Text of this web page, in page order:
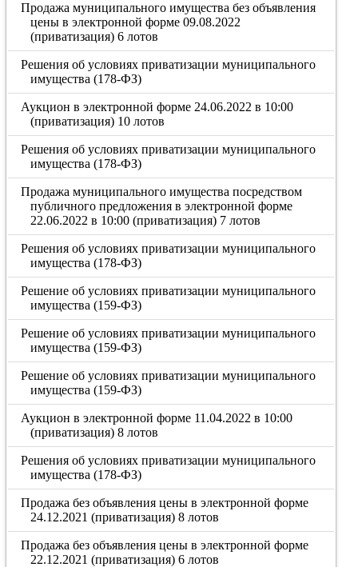
Продажа муниципального имущества без объявления
цены в электронной форме 09.08.2022
(приватизация) 6 лотов
Решения об условиях приватизации муниципального
имущества (178-ФЗ)
Аукцион в электронной форме 24.06.2022 в 10:00
(приватизация) 10 лотов
Решения об условиях приватизации муниципального
имущества (178-ФЗ)
Продажа муниципального имущества посредством
публичного предложения в электронной форме
22.06.2022 в 10:00 (приватизация) 7 лотов
Решения об условиях приватизации муниципального
имущества (178-ФЗ)
Решение об условиях приватизации муниципального
имущества (159-ФЗ)
Решение об условиях приватизации муниципального
имущества (159-ФЗ)
Решение об условиях приватизации муниципального
имущества (159-ФЗ)
Аукцион в электронной форме 11.04.2022 в 10:00
(приватизация) 8 лотов
Решения об условиях приватизации муниципального
имущества (178-ФЗ)
Продажа без объявления цены в электронной форме
24.12.2021 (приватизация) 8 лотов
Продажа без объявления цены в электронной форме
22.12.2021 (приватизация) 6 лотов